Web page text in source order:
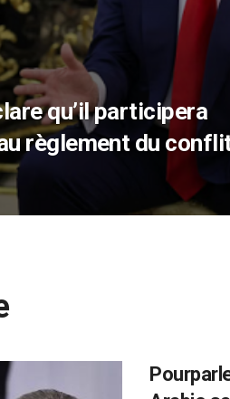
qu’il participera
règlement du